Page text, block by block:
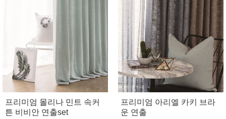
프리미엄 몰리나 민트 속커
튼 비비안 연출set
프리미엄 아리엘 카키 브라
운 연출